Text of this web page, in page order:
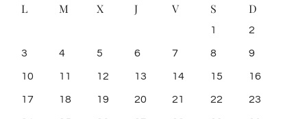
L M X J V S D
1 2
3 4 5 6 7 8 9
10 11 12 13 14 15 16
17 18 19 20 21 22 23